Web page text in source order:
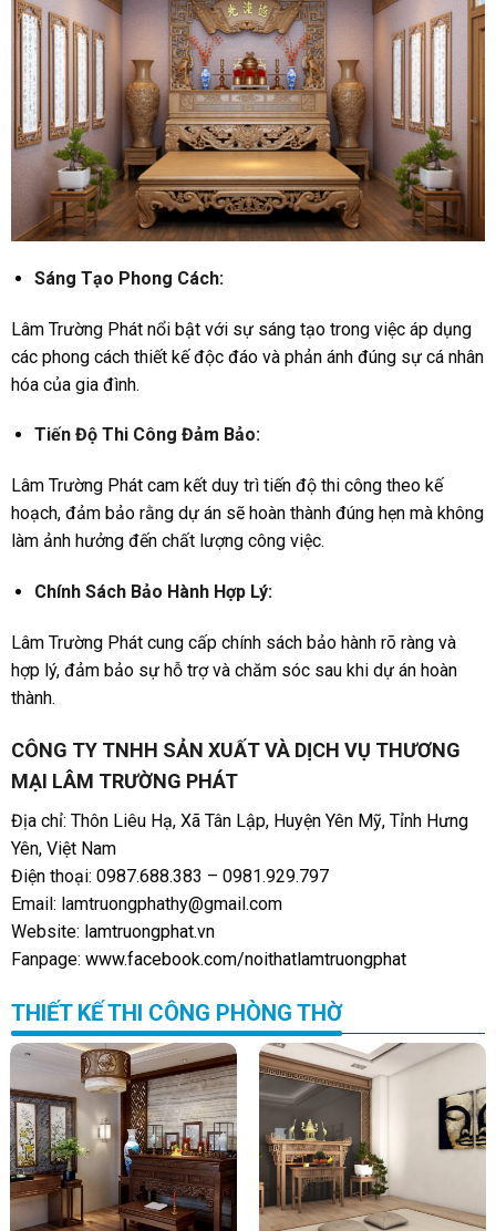
Sáng Tạo Phong Cách:
Lâm Trường Phát nổi bật với sự sáng tạo trong việc áp dụng
các phong cách thiết kế độc đáo và phản ánh đúng sự cá nhân
hóa của gia đình.
Tiến Độ Thi Công Đảm Bảo:
Lâm Trường Phát cam kết duy trì tiến độ thi công theo kế
hoạch, đảm bảo rằng dự án sẽ hoàn thành đúng hẹn mà không
làm ảnh hưởng đến chất lượng công việc.
Chính Sách Bảo Hành Hợp Lý:
Lâm Trường Phát cung cấp chính sách bảo hành rõ ràng và
hợp lý, đảm bảo sự hỗ trợ và chăm sóc sau khi dự án hoàn
thành.
CÔNG TY TNHH SẢN XUẤT VÀ DỊCH VỤ THƯƠNG
MẠI LÂM TRƯỜNG PHÁT
Địa chỉ: Thôn Liêu Hạ, Xã Tân Lập, Huyện Yên Mỹ, Tỉnh Hưng
Yên, Việt Nam
Điện thoại: 0987.688.383 – 0981.929.797
Email: lamtruongphathy@gmail.com
Website: lamtruongphat.vn
Fanpage: www.facebook.com/noithatlamtruongphat
THIẾT KẾ THI CÔNG PHÒNG THỜ